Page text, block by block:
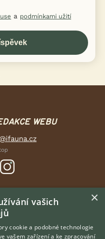
a podmínkami užití
WEBU
×
vašich
cookie a podobné technologie
vašem zařízení a ke zpracování